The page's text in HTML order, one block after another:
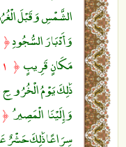
الشَّمْسِ وَقَبْلَ
وَأَدْبَارَ السُّجُودِ﴿ ٤٠ ﴾
مَكَانٍ قَرِيبٍ ﴿ ٤١ ﴾
ذَٰلِكَ يَوْمُ الْخُرُوجِ
وَإِلَيْنَا الْمَصِيرُ ﴿ ٤٣ ﴾
سِرَاعًا ذَٰلِكَ حَشْرٌ